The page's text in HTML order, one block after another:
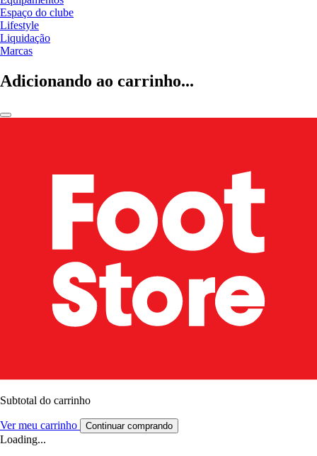
Espaço do clube
Lifestyle
Liquidação
Marcas
Adicionando ao carrinho...
Subtotal do carrinho
Ver meu carrinho Continuar comprando
Loading...